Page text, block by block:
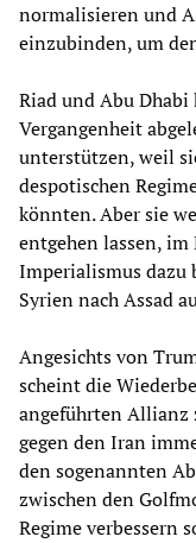
normalisieren und
einzubinden, um
Riad und Abu
Vergangenheit
unterstützen, weil
despotischen
könnten. Aber sie
entgehen lassen,
Imperialismus dazu
Syrien nach Assad
Angesichts von
scheint die
angeführten Allianz
gegen den Iran
den sogenannten
zwischen den
Regime verbessern